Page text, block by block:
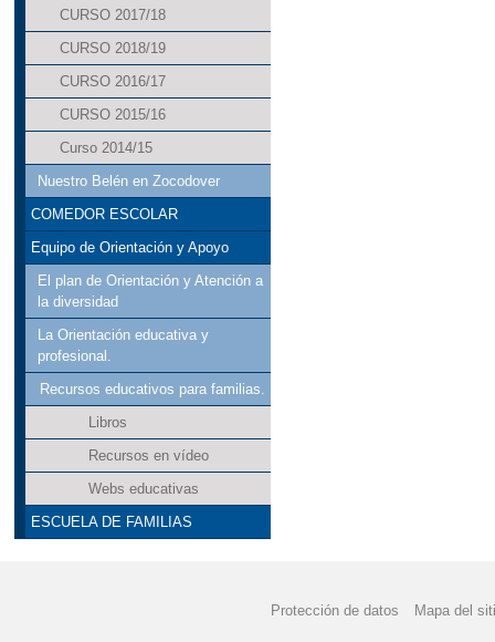
CURSO 2017/18
CURSO 2018/19
CURSO 2016/17
CURSO 2015/16
Curso 2014/15
Nuestro Belén en Zocodover
COMEDOR ESCOLAR
Equipo de Orientación y Apoyo
El plan de Orientación y Atención a
la diversidad
La Orientación educativa y
profesional.
Recursos educativos para familias.
Libros
Recursos en vídeo
Webs educativas
ESCUELA DE FAMILIAS
Protección de datos Mapa del